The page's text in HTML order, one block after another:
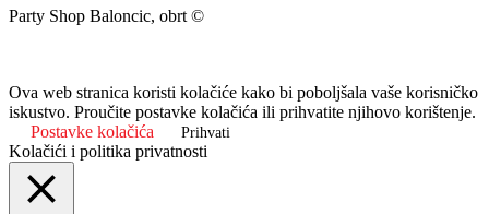
Party Shop Baloncic, obrt ©
Ova web stranica koristi kolačiće kako bi poboljšala vaše korisničko
iskustvo. Proučite postavke kolačića ili prihvatite njihovo korištenje.
Postavke kolačića
Prihvati
Kolačići i politika privatnosti